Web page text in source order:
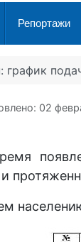
Репортажи
02